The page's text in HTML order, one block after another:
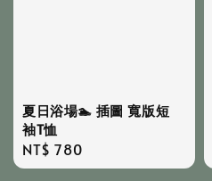
夏日浴場🏊 插圖 寬版短
袖T恤
Regular
price
NT$ 780